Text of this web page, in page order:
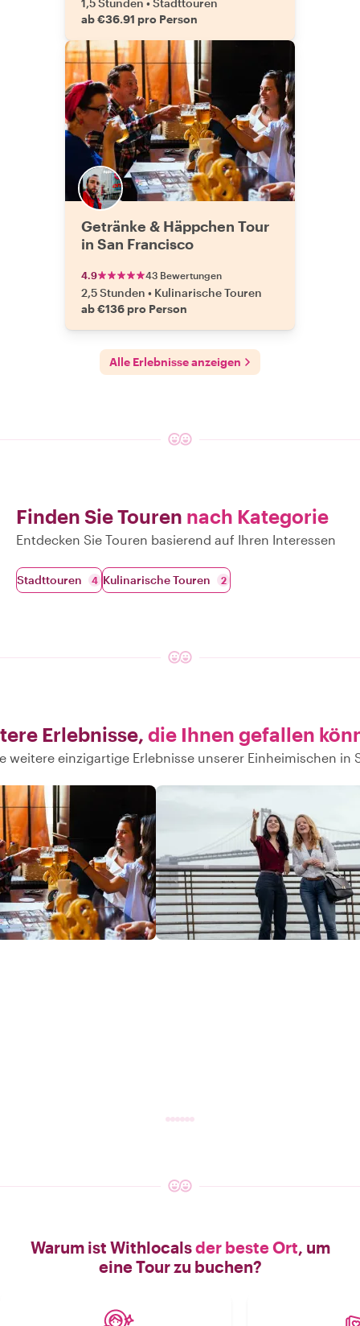
1,5 Stunden •Stadttouren
ab €36.91 pro Person
Getränke & Häppchen Tour
in San Francisco
4.9 43 Bewertungen
2,5 Stunden • Kulinarische Touren
ab €136 pro Person
Alle Erlebnisse anzeigen
Finden Sie Touren nach Kategorie
Entdecken Sie Touren basierend auf Ihren Interessen
Stadttouren 4 Kulinarische Touren 2
Erlebnisse, die Ihnen gefallen
weitere einzigartige Erlebnisse unserer Einheimischen in
Warum ist Withlocalsder beste Ort, um
eine Tour zu buchen?